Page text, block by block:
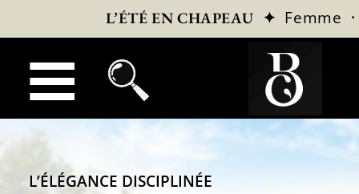
L’ÉTÉ EN CHAPEAU ✦ Femme
L’ÉLÉGANCE DISCIPLINÉE